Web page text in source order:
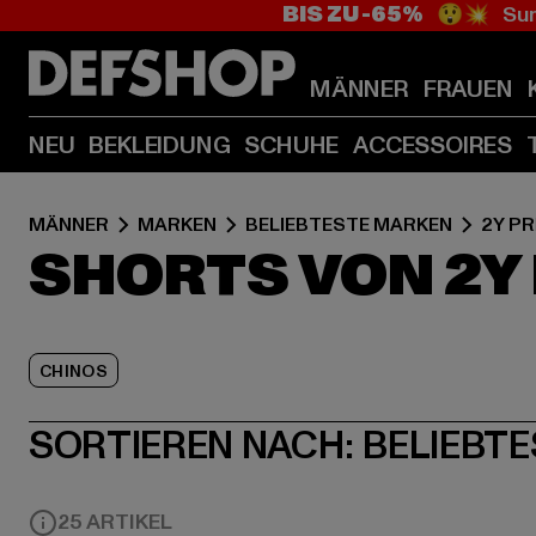
BIS ZU -65% 😲💥
MÄNNER FRAUEN
NEU BEKLEIDUNG SCHUHE ACCESSOIRES
MÄNNER MARKEN BELIEBTESTE MARKEN 2Y
SHORTS VON
CHINOS
SORTIEREN NACH:
25 ARTIKEL